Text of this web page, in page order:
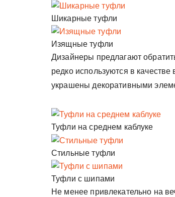
Шикарные туфли
Изящные туфли
Дизайнеры предлагают
редко используются в
украшены декоративными
Туфли на среднем каблуке
Стильные туфли
Туфли с шипами
Не менее привлекательно на